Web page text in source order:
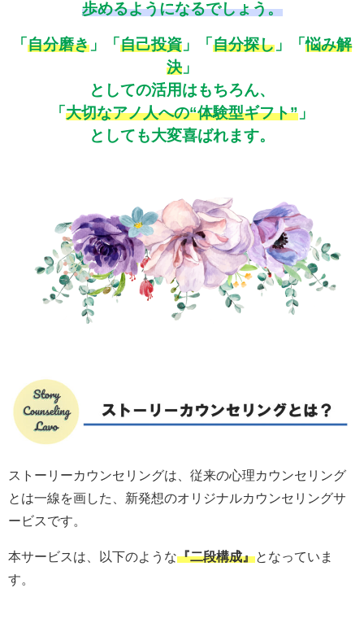
歩めるようになるでしょう。
「 自分磨き 」 「 自己投資 」 「 自分探し 」「悩み解
決 」
としての活用はもちろん、
「 大切なアノ人への“体験型ギフト” 」
としても大変喜ばれます。
ストーリーカウンセリングは、従来の心理カウンセリング
とは一線を画した、新発想のオリジナルカウンセリングサ
ービスです。
本サービスは、以下のような『二段構成』となっていま
す。